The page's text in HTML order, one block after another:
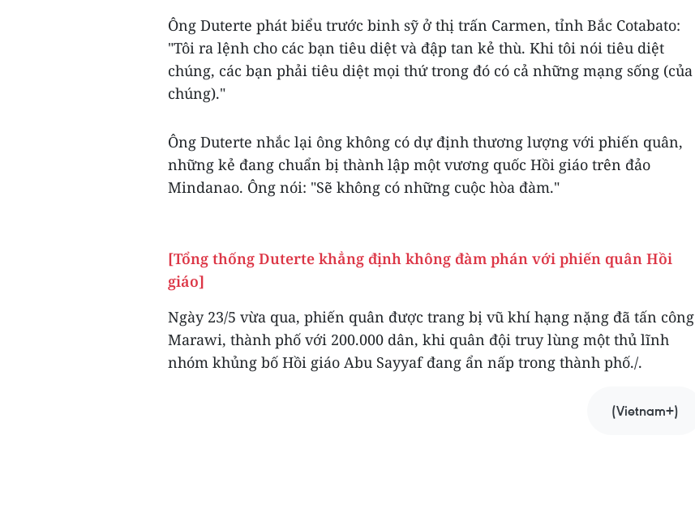
Ông Duterte phát biểu trước binh s​ỹ ở thị trấn Carmen, tỉnh Bắc Cotabato:
"Tôi ra lệnh cho các bạn tiêu diệt và đập tan kẻ thù. Khi tôi nói tiêu diệt
chúng, các bạn phải tiêu diệt mọi thứ trong đó có cả những mạng sống (của
chúng)."
Ông Duterte nhắc lại ông không có dự định thương lượng với phiến quân,
những kẻ đang chuẩn bị thành lập một vương quốc Hồi giáo trên đảo
Mindanao. Ông nói: "Sẽ không có những cuộc hòa đàm."
[Tổng thống Duterte khẳng định không đàm phán với phiến quân Hồi
giáo]
Ngày 23/5 vừa qua, phiến quân được trang bị vũ khí hạng nặng đã tấn công
Marawi, thành phố với 200.000 dân, khi quân đội truy lùng một thủ lĩnh
nhóm khủng bố Hồi giáo Abu Sayyaf đang ẩn nấp trong thành phố./.
(Vietnam+)